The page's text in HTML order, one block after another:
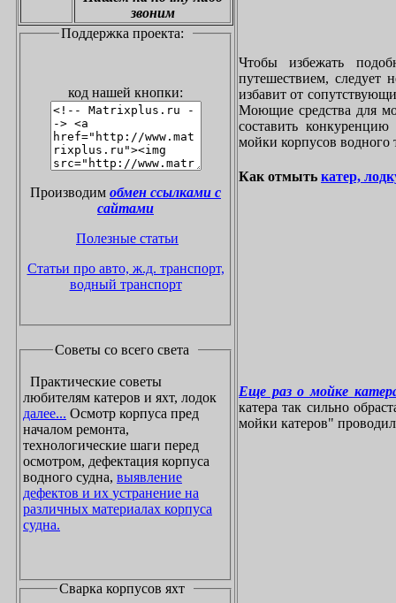
звоним
Поддержка проекта:
код нашей кнопки:
Производим обмен ссылками с
сайтами
Полезные статьи
Статьи про авто, ж.д. транспорт,
водный транспорт
Советы со всего света
Практические советы
любителям катеров и яхт, лодок
далее... Осмотр корпуса пред
началом ремонта,
технологические шаги перед
осмотром, дефектация корпуса
водного судна, выявление
дефектов и их устранение на
различных материалах корпуса
судна.
Сварка корпусов яхт
Чтобы избежать
путешествием, следует
избавит от
Моющие средства для
составить
мойки корпусов водного
Как отмыть катер,
Еще раз о мойке
катера так сильно
мойки катеров"